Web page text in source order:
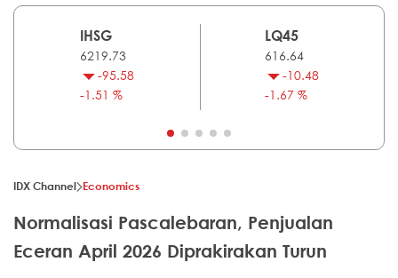
IHSG
6219.73
-95.58
-1.51 %
LQ45
616.64
-10.48
-1.67 %
IDX Channel Economics
Normalisasi Pascalebaran, Penjualan
Eceran April 2026 Diprakirakan Turun